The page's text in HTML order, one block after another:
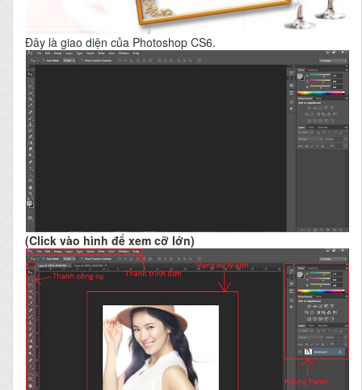
Đây là giao diện của Photoshop CS6.
(Click vào hình để xem cỡ lớn)